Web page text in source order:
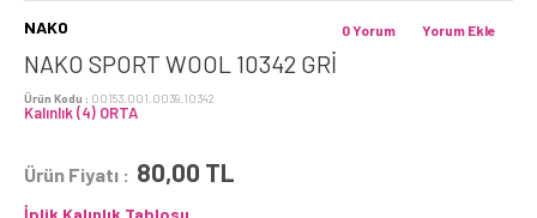
NAKO
NAKO SPORT WOOL 10342 GRI
Ürün Kodu : 00153.001.0039.10342
Kalınlık (4) ORTA
Yorum Ekle
0 Yorum
Ürün Fiyatı : 80,00 TL
İplik Kalınlık Tablosu